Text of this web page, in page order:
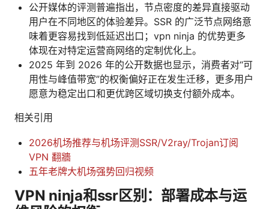
公开媒体的评测普遍指出，节点密度的差异直接驱动
用户在不同地区的体验差异。SSR 的广泛节点网络意
味着更容易找到低延迟出口；vpn ninja 的优势更多
体现在对特定运营商网络的定制优化上。
2025 年到 2026 年的公开数据也显示，消费者对“可
用性与峰值带宽”的权衡偏好正在发生迁移，更多用户
愿意为稳定出口和更优跨区域切换支付额外成本。
相关引用
2026机场推荐与机场评测SSR/V2ray/Trojan订阅
VPN 翻牆
五年老牌大机场强势回归视频
VPN ninja和ssr区别：部署成本与运